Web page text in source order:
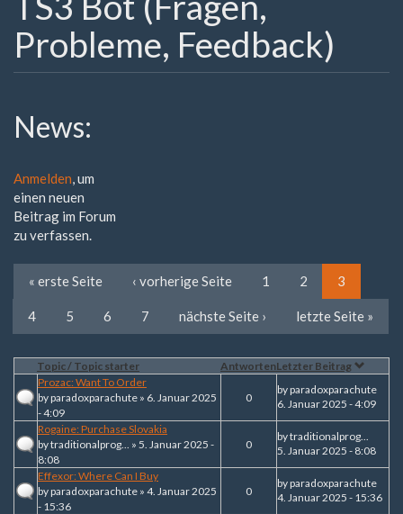
Probleme, Feedback)
News:
Anmelden, um
einen neuen
Beitrag im Forum
zu verfassen.
« erste Seite ‹ vorherige Seite 1 2 3
4 5 6 7 nächste Seite › letzte Seite »
Topic / Topic starter AntwortenLetzter Beitrag
Prozac: Want To Order
byparadoxparachute » 6. Januar 2025
- 4:09
0
byparadoxparachute
6. Januar 2025 - 4:09
Rogaine: Purchase Slovakia
bytraditionalprog... » 5. Januar 2025 -
8:08
0
bytraditionalprog...
5. Januar 2025 - 8:08
Effexor: Where Can I Buy
byparadoxparachute » 4. Januar 2025
- 15:36
0
byparadoxparachute
4. Januar 2025 - 15:36